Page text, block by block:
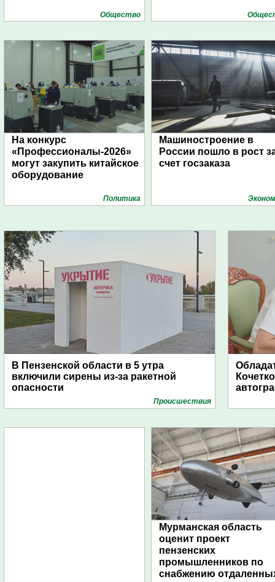
Общество
На конкурс
«Профессионалы-2026»
могут закупить китайское
оборудование
Политика
Машиностроение в
России пошло в рост
счет госзаказа
В Пензенской области в 5 утра
включили сирены из-за ракетной
опасности
Проиcшествия
Мурманская область
оценит проект
пензенских
промышленников по
снабжению